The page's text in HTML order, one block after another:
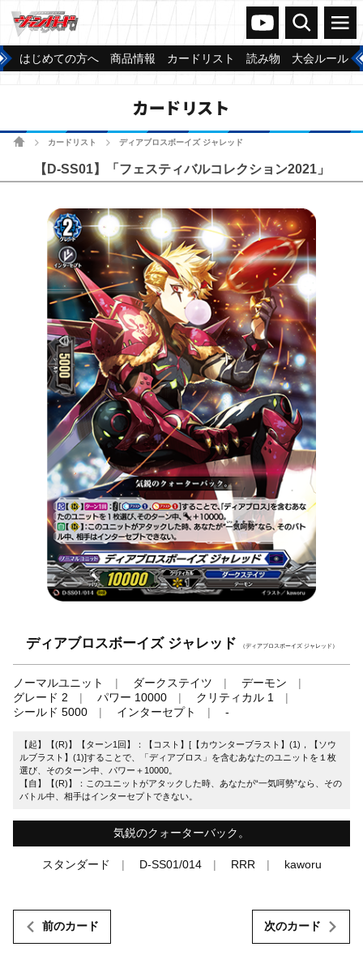
ヴァンガードch
検索 メニュー
はじめての方へ 商品情報 カードリスト 読み物 大会ルール
カードリスト
ホームカードリスト ディアブロスボーイズ ジャレッド
【D-SS01】「フェスティバルコレクション2021」
ディアブロスボーイズ ジャレッド （ディアブロスボーイズ ジャレッド）
ノーマルユニット ダークステイツ
デーモン
グレード 2
パワー 10000
クリティカル 1
シールド 5000
インターセプト -
【起】【(R)】【ターン1回】：【コスト】[【カウンターブラスト】(1)，【ソウ
ルブラスト】(1)]することで、「ディアブロス」を含むあなたのユニットを１枚
選び、そのターン中、パワー＋10000。
【自】【(R)】：このユニットがアタックした時、あなたが“一気呵勢”なら、その
バトル中、相手はインターセプトできない。
気鋭のクォーターバック。
スタンダード D-SS01/014 RRR kaworu
前のカード 次のカード